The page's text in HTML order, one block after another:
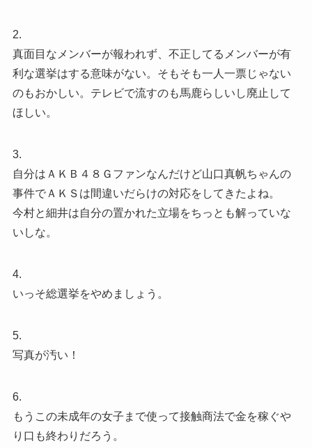
2.
真面目なメンバーが報われず、不正してるメンバーが有
利な選挙はする意味がない。そもそも一人一票じゃない
のもおかしい。テレビで流すのも馬鹿らしいし廃止して
ほしい。
3.
自分はＡＫＢ４８Ｇファンなんだけど山口真帆ちゃんの
事件でＡＫＳは間違いだらけの対応をしてきたよね。
今村と細井は自分の置かれた立場をちっとも解っていな
いしな。
4.
いっそ総選挙をやめましょう。
5.
写真が汚い！
6.
もうこの未成年の女子まで使って接触商法で金を稼ぐや
り口も終わりだろう。